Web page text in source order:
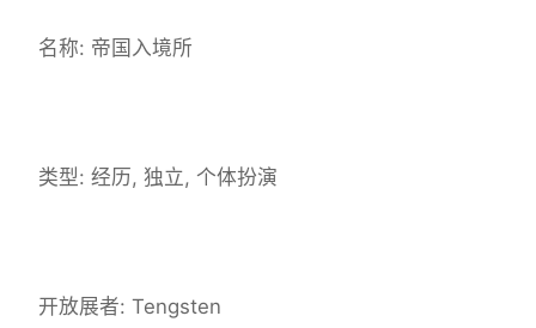
名称: 帝国入境所
类型: 经历, 独立, 个体扮演
开放展者: Tengsten